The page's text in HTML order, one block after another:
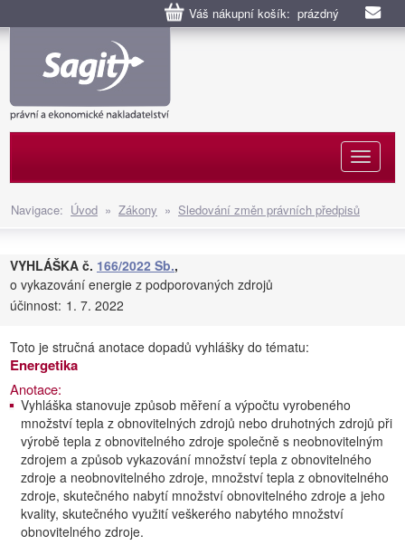
Váš nákupní košík: prázdný
Navigace: Úvod » Zákony » Sledování změn právních předpisů
VYHLÁŠKA č. 166/2022 Sb.,
o vykazování energie z podporovaných zdrojů
účinnost: 1. 7. 2022
Toto je stručná anotace dopadů vyhlášky do tématu:
Energetika
Anotace:
Vyhláška stanovuje způsob měření a výpočtu vyrobeného
množství tepla z obnovitelných zdrojů nebo druhotných zdrojů při
výrobě tepla z obnovitelného zdroje společně s neobnovitelným
zdrojem a způsob vykazování množství tepla z obnovitelného
zdroje a neobnovitelného zdroje, množství tepla z obnovitelného
zdroje, skutečného nabytí množství obnovitelného zdroje a jeho
kvality, skutečného využití veškerého nabytého množství
obnovitelného zdroje.